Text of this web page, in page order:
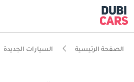
الصفحة الرئيسية السيارات الجديدة